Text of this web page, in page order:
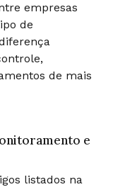
empresas
de
de mais
e
listados na